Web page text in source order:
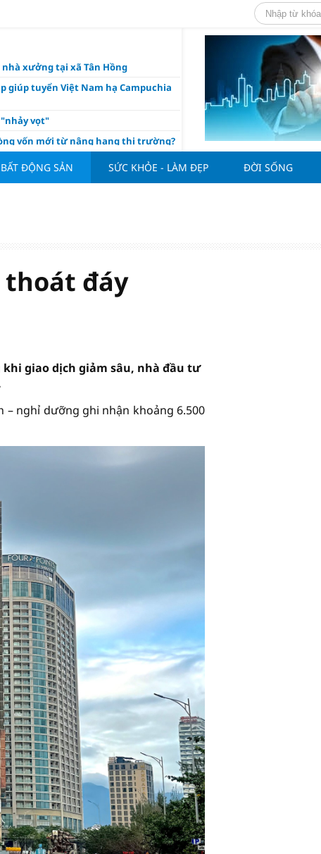
nhà xưởng tại xã Tân Hồng
giúp tuyển Việt Nam hạ Campuchia
"nhảy vọt"
vốn mới từ nâng hạng thị trường?
chỉ 4 ngân hàng được lợi
kinh doanh, doanh nghiệp thu
BẤT ĐỘNG SẢN SỨC KHỎE - LÀM ĐẸP ĐỜI SỐNG
đáy
giao dịch giảm sâu, nhà đầu tư
– nghỉ dưỡng ghi nhận khoảng 6.500